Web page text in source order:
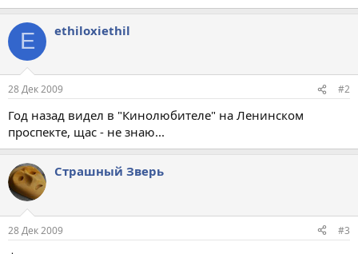
E ethiloxiethil
28 Дек 2009 #2
Год назад видел в "Кинолюбителе" на Ленинском
проспекте, щас - не знаю...
Страшный Зверь
28 Дек 2009 #3